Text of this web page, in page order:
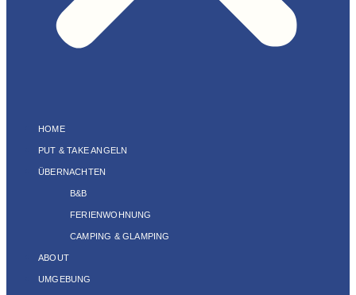
HOME
PUT & TAKE ANGELN
ÜBERNACHTEN
B&B
FERIENWOHNUNG
CAMPING & GLAMPING
ABOUT
UMGEBUNG